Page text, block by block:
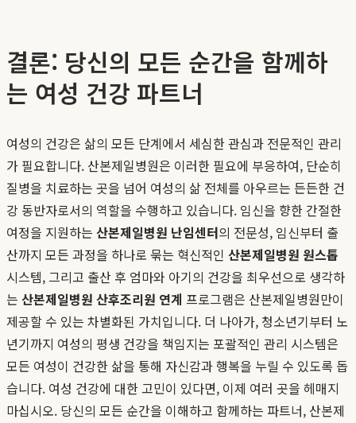
결론: 당신의 모든 순간을 함께하
는 여성 건강 파트너
여성의 건강은 삶의 모든 단계에서 세심한 관심과 전문적인 관리
가 필요합니다. 산본제일병원은 이러한 필요에 부응하여, 단순히
질병을 치료하는 곳을 넘어 여성의 삶 전체를 아우르는 든든한 건
강 동반자로서의 역할을 수행하고 있습니다. 임신을 향한 간절한
여정을 지원하는 산본제일병원 난임센터의 전문성, 임신부터 출
산까지 모든 과정을 하나로 묶는 혁신적인 산본제일병원 원스톱
시스템, 그리고 출산 후 엄마와 아기의 건강을 최우선으로 생각하
는 산본제일병원 산후조리원 연계 프로그램은 산본제일병원만이
제공할 수 있는 차별화된 가치입니다. 더 나아가, 청소년기부터 노
년기까지 여성의 평생 건강을 책임지는 포괄적인 관리 시스템은
모든 여성이 건강한 삶을 통해 자신감과 행복을 누릴 수 있도록 돕
습니다. 여성 건강에 대한 고민이 있다면, 이제 여러 곳을 헤매지
마십시오. 당신의 모든 순간을 이해하고 함께하는 파트너, 산본제